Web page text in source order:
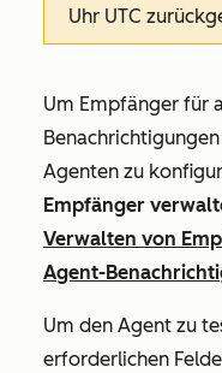
Uhr UTC
Um Empfänger für
Agenten zu
Empfänger
Verwalten von
Agent-
Um den Agent zu
erforderlichen